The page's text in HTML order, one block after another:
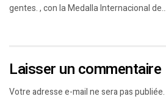
gentes. , con la Medalla Internacional de...
Laisser un commentaire
Votre adresse e-mail ne sera pas publiée.